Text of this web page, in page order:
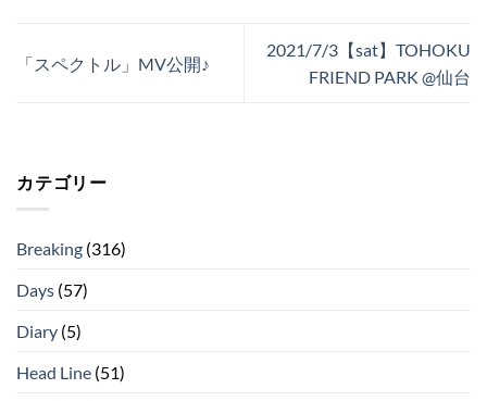
「スペクトル」MV公開♪
2021/7/3【sat】TOHOKU
FRIEND PARK @仙台
カテゴリー
Breaking (316)
Days (57)
Diary (5)
Head Line (51)